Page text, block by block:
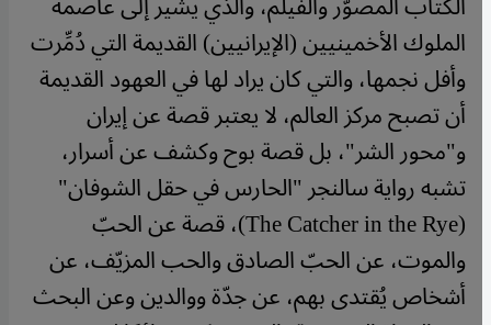
الملوك الأخمينيين (الإيرانيين) القديمة التي دُمِّرت
وأفل نجمها، والتي كان يراد لها في العهود القديمة
أن تصبح مركز العالم، لا يعتبر قصة عن إيران
و"محور الشر"، بل قصة بوح وكشف عن أسرار،
تشبه رواية سالنجر "الحارس في حقل الشوفان"
(The Catcher in the Rye)، قصة عن الحبّ
والموت، عن الحبّ الصادق والحب المزيّف، عن
أشخاص يُقتدى بهم، عن جدّة ووالدين وعن البحث